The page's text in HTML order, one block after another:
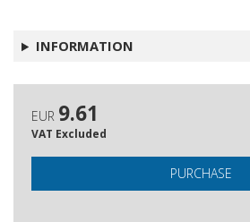
INFORMATION
EUR 9.61
VAT Excluded
PURCHASE